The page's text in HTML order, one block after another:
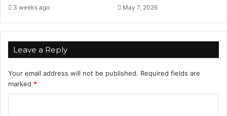
3 weeks ago May 7, 2026
Leave a Reply
Your email address will not be published. Required fields are
marked *